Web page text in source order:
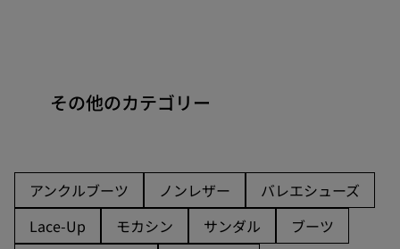
その他のカテゴリー
アンクルブーツ ノンレザー
バレエシューズ
Lace-Up
モカシン サンダル
ブーツ